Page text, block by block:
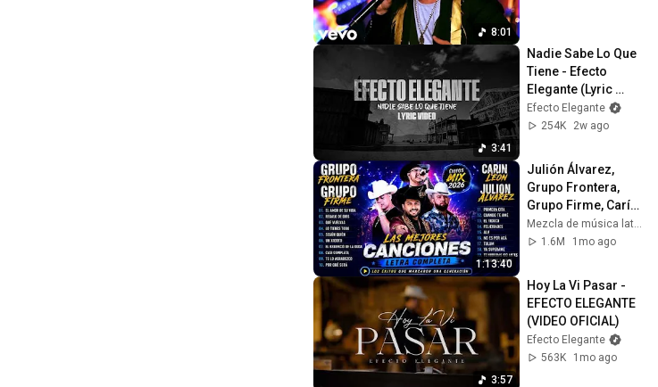
8:01
3:41
Nadie Sabe Lo Que
Tiene - Efecto
Elegante (Lyric
Video)
Efecto Elegante
254K
2w ago
1:13:40
Julión Álvarez,
Grupo Frontera,
Grupo Firme, Carín
León Mix 2026 🔥
Música de Banda &
Mezcla de música latina 2026
1.6M
1mo ago
3:57
Hoy La Vi Pasar -
EFECTO ELEGANTE
(VIDEO OFICIAL)
Efecto Elegante
563K
1mo ago